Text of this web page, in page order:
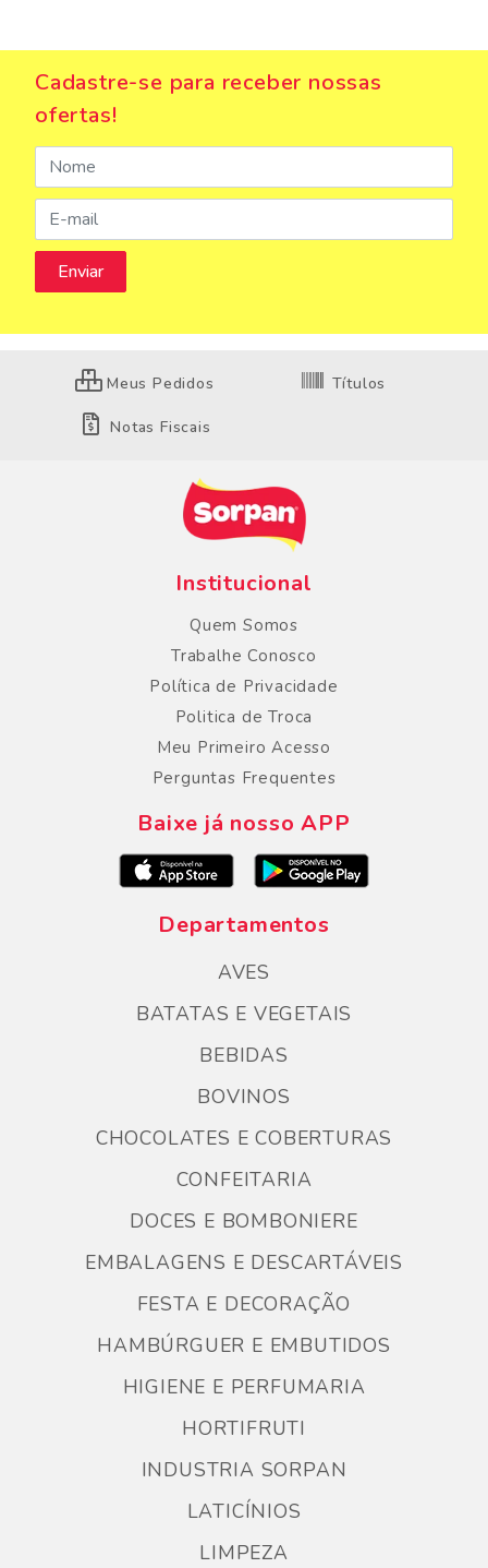
Cadastre-se para receber nossas
ofertas!
Meus Pedidos Títulos
Notas Fiscais
Institucional
Quem Somos
Trabalhe Conosco
Política de Privacidade
Politica de Troca
Meu Primeiro Acesso
Perguntas Frequentes
Baixe já nosso APP
Departamentos
AVES
BATATAS E VEGETAIS
BEBIDAS
BOVINOS
CHOCOLATES E COBERTURAS
CONFEITARIA
DOCES E BOMBONIERE
EMBALAGENS E DESCARTÁVEIS
FESTA E DECORAÇÃO
HAMBÚRGUER E EMBUTIDOS
HIGIENE E PERFUMARIA
HORTIFRUTI
INDUSTRIA SORPAN
LATICÍNIOS
LIMPEZA